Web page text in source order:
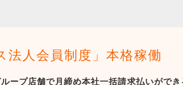
法人会員制度」本格稼働
ープ店舗で月締め本社一括請求払いがで